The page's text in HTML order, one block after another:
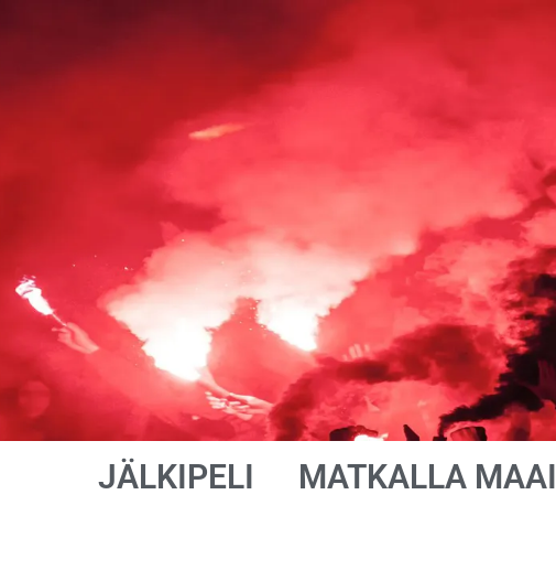
JÄLKIPELI MATKALLA